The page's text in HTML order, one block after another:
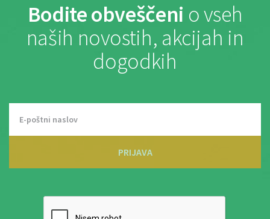
Bodite obveščeni o vseh
naših novostih, akcijah in
dogodkih
PRIJAVA